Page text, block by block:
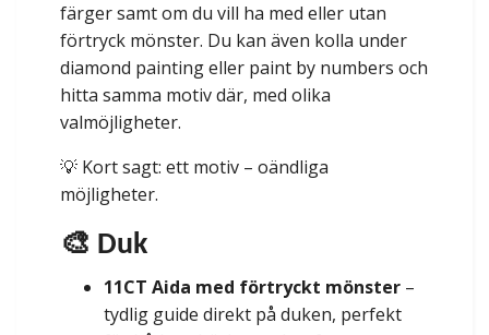
färger samt om du vill ha med eller utan
förtryck mönster. Du kan även kolla under
diamond painting eller paint by numbers och
hitta samma motiv där, med olika
valmöjligheter.
💡 Kort sagt: ett motiv – oändliga
möjligheter.
🎨 Duk
11CT Aida med förtryckt mönster –
tydlig guide direkt på duken, perfekt